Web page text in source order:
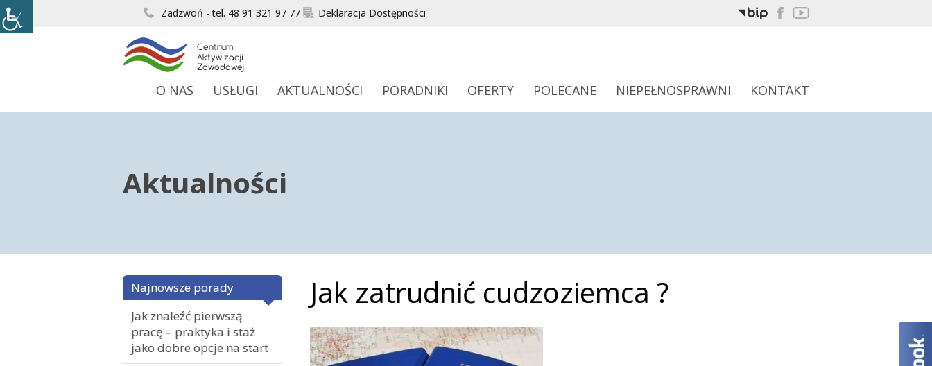
Zadzwoń - tel. 48 91 321 97 77 Deklaracja Dostępności
O NAS USŁUGI AKTUALNOŚCI PORADNIKI OFERTY POLECANE NIEPEŁNOSPRAWNI KONTAKT
Aktualności
Jak zatrudnić cudzoziemca ?
Najnowsze porady
Jak znaleźć pierwszą
pracę – praktyka i staż
jako dobre opcje na start